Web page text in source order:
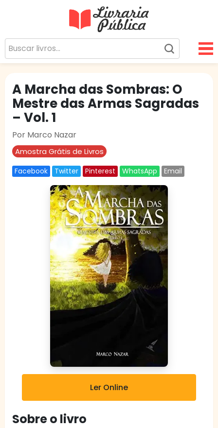
Sua Biblioteca Virtual Gratuita
A Marcha das Sombras: O
Mestre das Armas Sagradas
– Vol. 1
Por Marco Nazar
Amostra Grátis de Livros
Facebook Twitter Pinterest WhatsApp Email
Ler Online
Sobre o livro